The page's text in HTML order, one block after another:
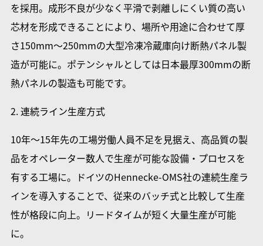
を採用。成形不良が少なく平滑で剥離しにくい質の高い
芯材を形成できることにより、場所や用途に合わせて厚
さ150mm～250mmの大型冷凍冷蔵庫向け断熱パネル製
造が可能に。ポテンシャルとしては日本最厚300mmの断
熱パネルの製造も可能です。
2. 連続ライン生産方式
10年～15年先の工場労働人員不足を見据え、高品質の製
品をオペレーター数人で生産が可能な設備・プロセスを
有する工場に。ドイツのHennecke-OMS社の連続生産ラ
インを導入することで、従来のバッチ式と比較して生産
性が格段に向上。リードタイムが短く大量生産が可能
に。